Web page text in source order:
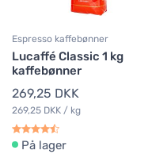
Espresso kaffebønner
Lucaffé Classic 1 kg
kaffebønner
269,25 DKK
269,25 DKK / kg
På lager